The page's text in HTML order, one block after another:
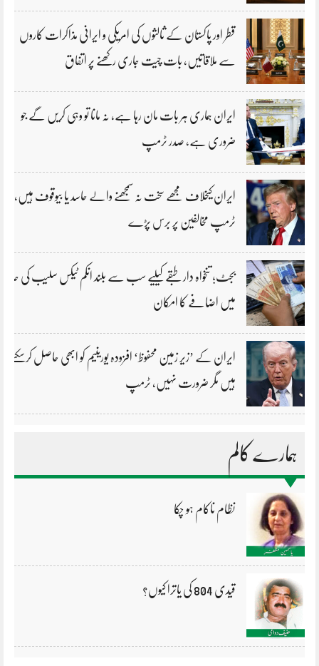
قطر اور پاکستان کے ثالثوں کی امریکی و ایرانی مذاکرات کاروں
سے ملاقاتیں، بات چیت جاری رکھنے پر اتفاق
ایران ہماری ہر بات مان رہا ہے، نہ مانا تو وہی کریں گے جو
ضروری ہے، صدر ٹرمپ
ایران کیخلاف مجھے سخت نہ سمجھنے والے حاسد یا بیوقوف ہیں،
ٹرمپ مخالفین پر برس پڑے
بجٹ؛ تنخواہ دار طبقے کیلیے سب سے بلند انکم ٹیکس سلیب کی حد
میں اضافے کا امکان
ایران کے ’زیر زمین محفوظ‘ افزودہ یورینیم کو ابھی حاصل کرسکتے
ہیں مگر ضرورت نہیں، ٹرمپ
ہمارے کالم
نظام ناکام ہو چکا
قیدی 804 کی یاترا کیوں؟